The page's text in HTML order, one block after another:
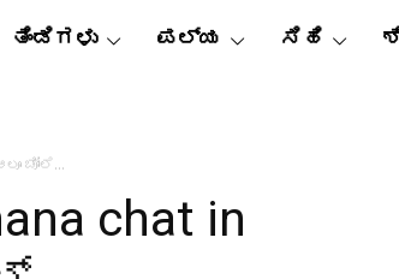
ತಿಂಡಿಗಳು ಪಲ್ಯ ಸಿಹಿ
ಚೋಲೆ...
chat in